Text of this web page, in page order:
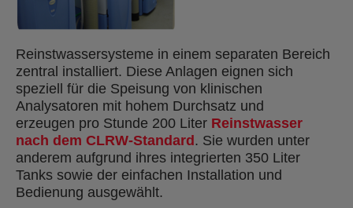
Reinstwassersysteme in einem separaten Bereich
zentral installiert. Diese Anlagen eignen sich
speziell für die Speisung von klinischen
Analysatoren mit hohem Durchsatz und
erzeugen pro Stunde 200 Liter Reinstwasser
nach dem CLRW-Standard. Sie wurden unter
anderem aufgrund ihres integrierten 350 Liter
Tanks sowie der einfachen Installation und
Bedienung ausgewählt.